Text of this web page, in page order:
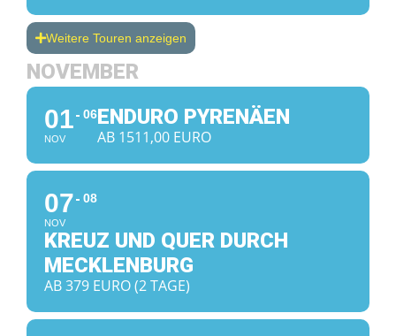
Weitere Touren anzeigen
NOVEMBER
01
NOV
06ENDURO PYRENÄEN
AB 1511,00 EURO
07
NOV
08
KREUZ UND QUER DURCH
MECKLENBURG
AB 379 EURO (2 TAGE)